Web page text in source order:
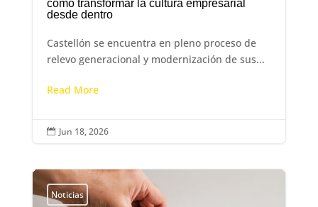
cómo transformar la cultura empresarial
desde dentro
Castellón se encuentra en pleno proceso de
relevo generacional y modernización de sus...
Read More
 Jun 18, 2026
Noticias